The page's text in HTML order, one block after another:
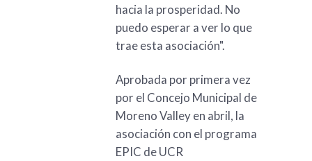
hacia la prosperidad. No
puedo esperar a ver lo que
trae esta asociación".
Aprobada por primera vez
por el Concejo Municipal de
Moreno Valley en abril, la
asociación con el programa
EPIC de UCR